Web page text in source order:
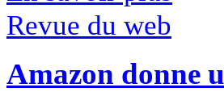
Revue du web
Amazon donne